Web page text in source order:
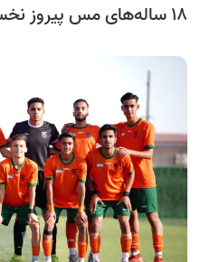
۱۸ ساله‌های مس پیروز نخستین دیدار لیگ مناطق